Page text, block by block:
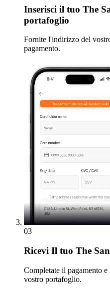
Inserisci il tuo The
portafoglio
Fornite l'indirizzo del
pagamento.
03
Ricevi Il tuo The
Completate il pagamento
vostro portafoglio.